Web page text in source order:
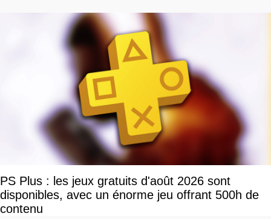
PS Plus : les jeux gratuits d'août 2026 sont
disponibles, avec un énorme jeu offrant 500h de
contenu